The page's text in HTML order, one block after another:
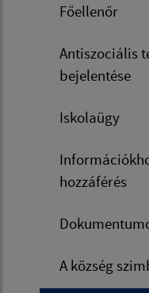
Főellenőr
Antiszociális
bejelentése
Iskolaügy
hozzáférés
A község